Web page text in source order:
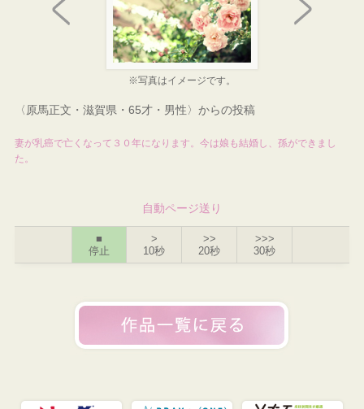
※写真はイメージです。
〈原馬正文・滋賀県・65才・男性〉からの投稿
妻が乳癌で亡くなって３０年になります。今は娘も結婚し、孫ができまし
た。
自動ページ送り
■
停止
>
10秒
>>
20秒
>>>
30秒